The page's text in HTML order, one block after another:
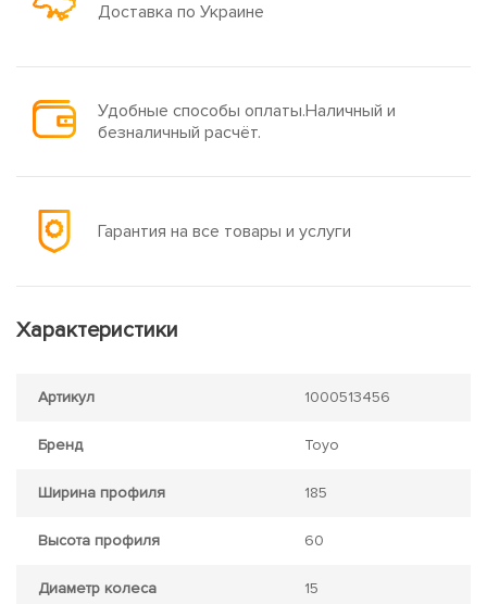
Доставка по Украине
Удобные способы оплаты.Наличный и
безналичный расчёт.
Гарантия на все товары и услуги
Характеристики
Артикул 1000513456
Бренд Toyo
Ширина профиля 185
Высота профиля 60
Диаметр колеса 15